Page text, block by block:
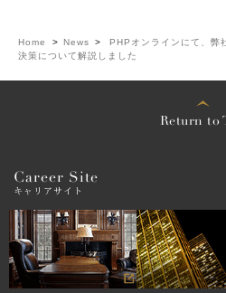
Home > News >
PHPオンラインにて、弊
決策について解説しました
Return to
Career Site
キャリアサイト